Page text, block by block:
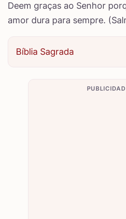
Deem graças ao Senhor
amor dura para sempre.
Bíblia Sagrada